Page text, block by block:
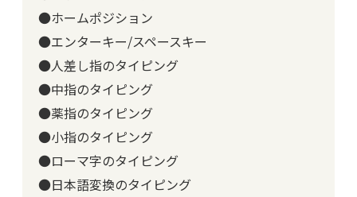
●ホームポジション
●エンターキー/スペースキー
●人差し指のタイピング
●中指のタイピング
●薬指のタイピング
●小指のタイピング
●ローマ字のタイピング
●日本語変換のタイピング